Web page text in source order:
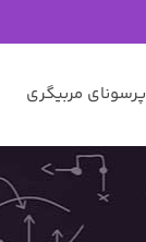
پرسونای مربیگری